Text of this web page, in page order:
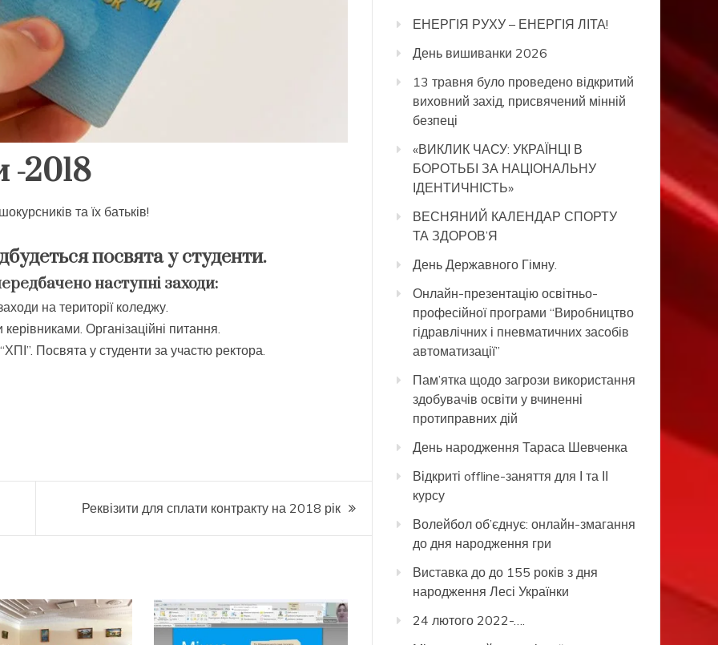
-2018
та їх батьків!
посвята у студенти.
наступні заходи:
на території коледжу.
Організаційні питання.
Посвята у студенти за участю ректора.
Реквізити для сплати контракту на 2018 рік
ЕНЕРГІЯ РУХУ – ЕНЕРГІЯ ЛІТА!
День вишиванки 2026
13 травня було проведено відкритий
виховний захід, присвячений мінній
безпеці
«ВИКЛИК ЧАСУ: УКРАЇНЦІ В
БОРОТЬБІ ЗА НАЦІОНАЛЬНУ
ІДЕНТИЧНІСТЬ»
ВЕСНЯНИЙ КАЛЕНДАР СПОРТУ
ТА ЗДОРОВ’Я
День Державного Гімну.
Онлайн-презентацію освітньо-
професійної програми “Виробництво
гідравлічних і пневматичних засобів
автоматизації”
Пам’ятка щодо загрози використання
здобувачів освіти у вчиненні
протиправних дій
День народження Тараса Шевченка
Відкриті offline-заняття для І та ІІ
курсу
Волейбол об’єднує: онлайн-змагання
до дня народження гри
Виставка до до 155 років з дня
народження Лесі Українки
24 лютого 2022-….